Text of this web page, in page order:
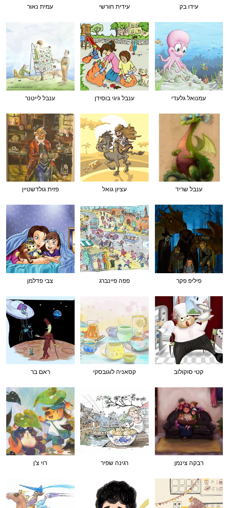
עידו בק עידית חורשי עמית נאור
עמנואל גלעדי ענבל גיגי בוסידן ענבל לייטנר
ענבל שריד עציון גואל פזית גולדשטיין
פיליפ פקר פפה פיינברג צבי פדלמן
קטי סוקולוב קסאניה לוגובסקי ראם בר
רבקה צינמן רגינה שפיר רוי צ'ן